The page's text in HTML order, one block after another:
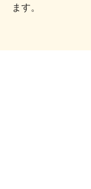
ます。